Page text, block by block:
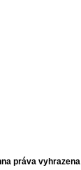
práva vyhrazena